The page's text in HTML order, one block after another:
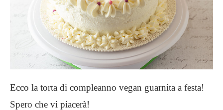
Ecco la torta di compleanno vegan guarnita a festa!
Spero che vi piacerà!